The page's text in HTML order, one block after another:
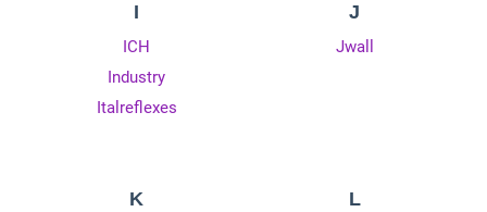
I
ICH
Industry
Italreflexes
J
Jwall
K L